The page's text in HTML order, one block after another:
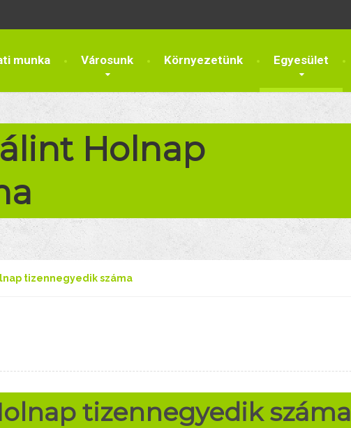
munka Városunk Környezetünk Egyesület
Holnap
tizennegyedik száma
tizennegyedik száma